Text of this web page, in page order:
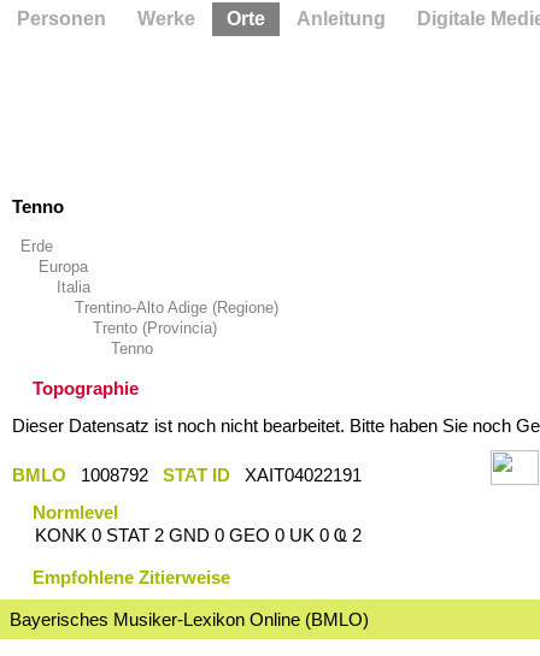
Tenno
Erde
Europa
Italia
Trentino-Alto Adige (Regione)
Trento (Provincia)
Tenno
Topographie
Dieser Datensatz ist noch nicht bearbeitet. Bitte haben Sie noch
BMLO 1008792 STAT ID
XAIT04022191
Normlevel
KONK 0 STAT 2 GND 0 GEO 0 UK 0 Ҩ 2
Empfohlene Zitierweise
Bayerisches Musiker-Lexikon Online (BMLO)
Personen Werke Orte Anleitung Digitale